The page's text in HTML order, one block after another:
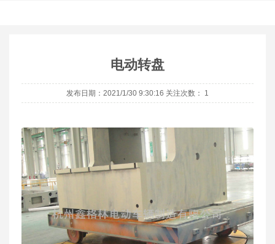
电动转盘
发布日期：2021/1/30 9:30:16 关注次数： 1